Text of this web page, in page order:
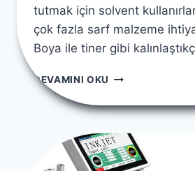
tutmak için solvent
çok fazla sarf malzeme
Boya ile tiner gibi
DEVAMINI OKU INKJET
?
LAZER
KODLAMA
CIHAZI